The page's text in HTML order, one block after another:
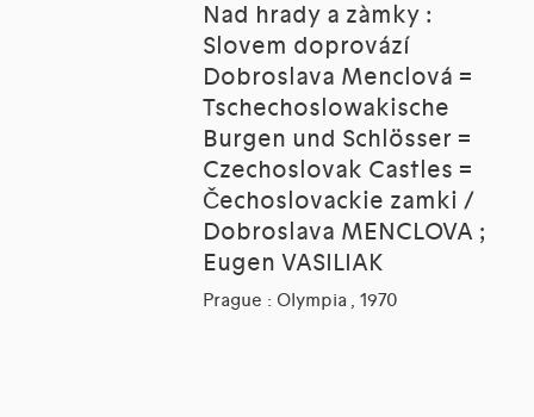
Nad hrady a zàmky :
Slovem doprovází
Dobroslava Menclová =
Tschechoslowakische
Burgen und Schlösser =
Czechoslovak Castles =
Čechoslovackie zamki /
Dobroslava MENCLOVA ;
Eugen VASILIAK
Prague : Olympia , 1970